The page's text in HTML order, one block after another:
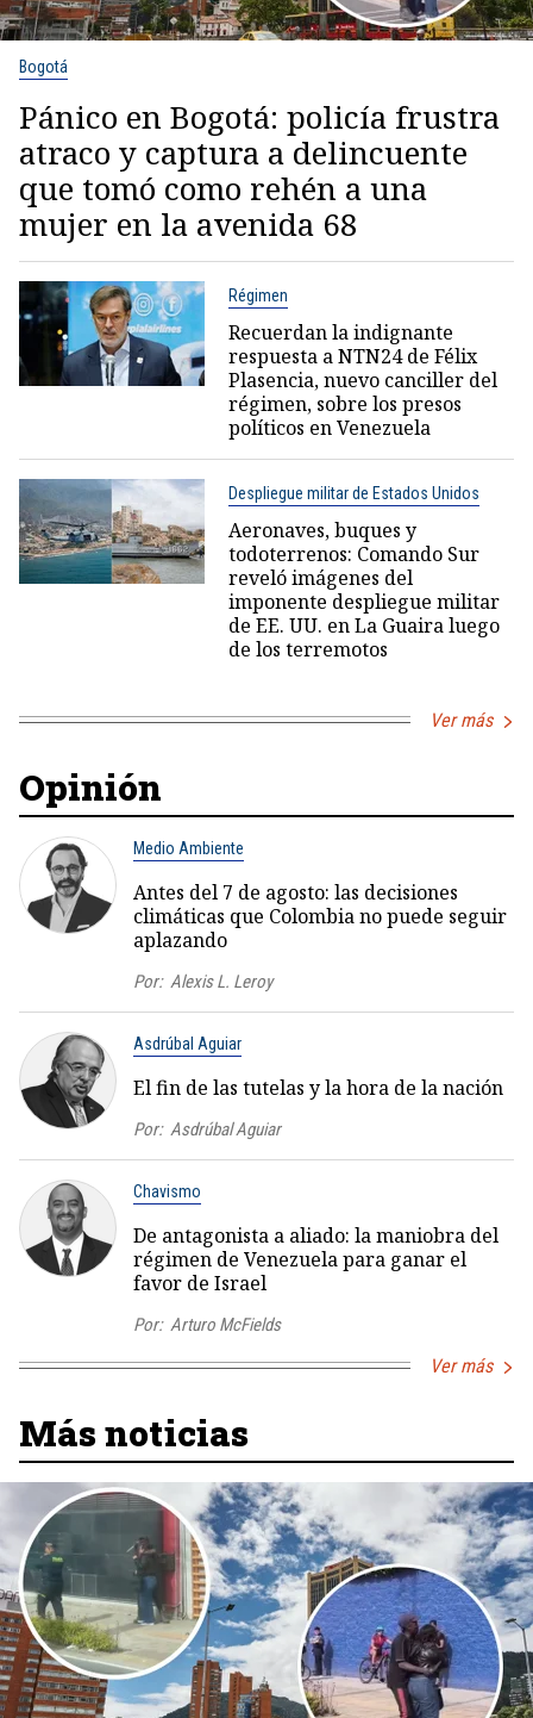
Bogotá
Pánico en Bogotá: policía frustra
atraco y captura a delincuente
que tomó como rehén a una
mujer en la avenida 68
Régimen
Recuerdan la indignante
respuesta a NTN24 de Félix
Plasencia, nuevo canciller del
régimen, sobre los presos
políticos en Venezuela
Despliegue militar de Estados Unidos
Aeronaves, buques y
todoterrenos: Comando Sur
reveló imágenes del
imponente despliegue militar
de EE. UU. en La Guaira luego
de los terremotos
Ver más
Opinión
Medio Ambiente
Antes del 7 de agosto: las decisiones
climáticas que Colombia no puede seguir
aplazando
Por: Alexis L. Leroy
Asdrúbal Aguiar
El fin de las tutelas y la hora de la nación
Por: Asdrúbal Aguiar
Chavismo
De antagonista a aliado: la maniobra del
régimen de Venezuela para ganar el
favor de Israel
Por: Arturo McFields
Ver más
Más noticias